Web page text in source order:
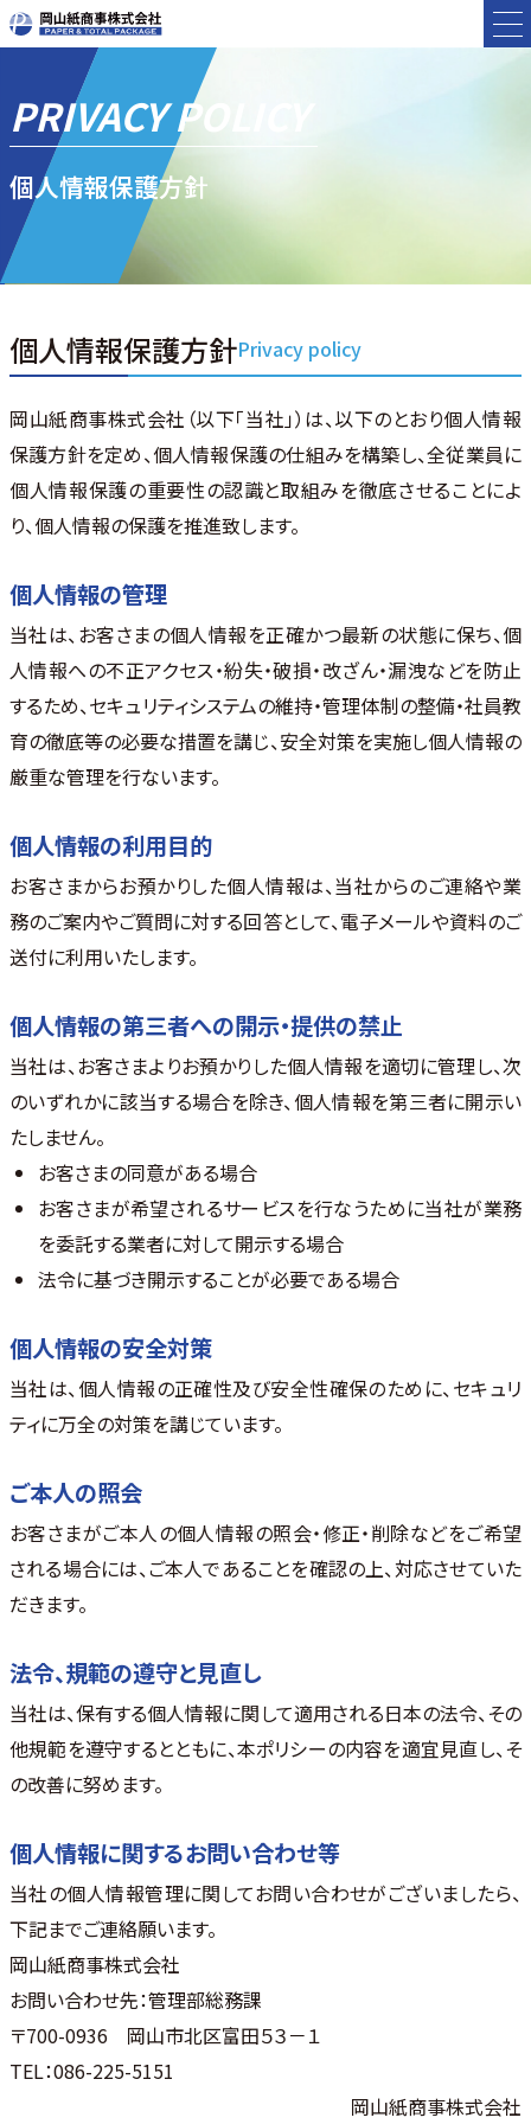
PRIVACY POLICY
個人情報保護方針
個人情報保護方針Privacy policy
岡山紙商事株式会社（以下「当社」）は、以下のとおり個人情報
保護方針を定め、個人情報保護の仕組みを構築し、全従業員に
個人情報保護の重要性の認識と取組みを徹底させることによ
り、個人情報の保護を推進致します。
個人情報の管理
当社は、お客さまの個人情報を正確かつ最新の状態に保ち、個
人情報への不正アクセス・紛失・破損・改ざん・漏洩などを防止
するため、セキュリティシステムの維持・管理体制の整備・社員教
育の徹底等の必要な措置を講じ、安全対策を実施し個人情報の
厳重な管理を行ないます。
個人情報の利用目的
お客さまからお預かりした個人情報は、当社からのご連絡や業
務のご案内やご質問に対する回答として、電子メールや資料のご
送付に利用いたします。
個人情報の第三者への開示・提供の禁止
当社は、お客さまよりお預かりした個人情報を適切に管理し、次
のいずれかに該当する場合を除き、個人情報を第三者に開示い
たしません。
お客さまの同意がある場合
お客さまが希望されるサービスを行なうために当社が業務
を委託する業者に対して開示する場合
法令に基づき開示することが必要である場合
個人情報の安全対策
当社は、個人情報の正確性及び安全性確保のために、セキュリ
ティに万全の対策を講じています。
ご本人の照会
お客さまがご本人の個人情報の照会・修正・削除などをご希望
される場合には、ご本人であることを確認の上、対応させていた
だきます。
法令、規範の遵守と見直し
当社は、保有する個人情報に関して適用される日本の法令、その
他規範を遵守するとともに、本ポリシーの内容を適宜見直し、そ
の改善に努めます。
個人情報に関するお問い合わせ等
当社の個人情報管理に関してお問い合わせがございましたら、
下記までご連絡願います。
岡山紙商事株式会社
お問い合わせ先：管理部総務課
〒700-0936 岡山市北区富田５３－１
TEL：086-225-5151
岡山紙商事株式会社